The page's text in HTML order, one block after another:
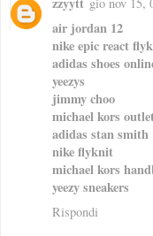
gio nov 15,
air jordan 12
nike epic react
adidas shoes
yeezys
jimmy choo
michael kors
adidas stan smith
nike flyknit
michael kors
yeezy sneakers
Rispondi